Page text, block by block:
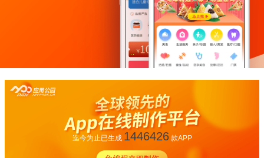
迄今为止已生成 1446426款APP